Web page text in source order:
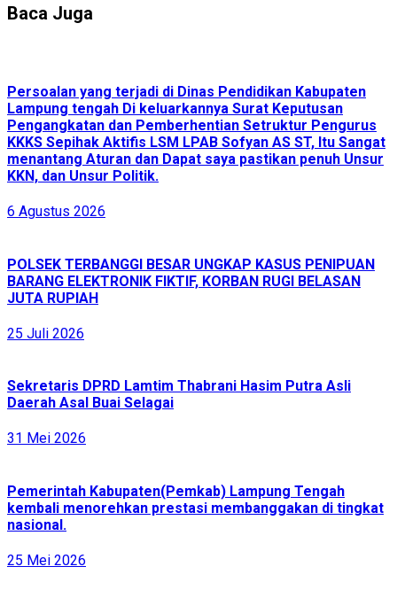
Baca Juga
Persoalan yang terjadi di Dinas Pendidikan Kabupaten
Lampung tengah Di keluarkannya Surat Keputusan
Pengangkatan dan Pemberhentian Setruktur Pengurus
KKKS Sepihak Aktifis LSM LPAB Sofyan AS ST, Itu Sangat
menantang Aturan dan Dapat saya pastikan penuh Unsur
KKN, dan Unsur Politik.
6 Agustus 2026
POLSEK TERBANGGI BESAR UNGKAP KASUS PENIPUAN
BARANG ELEKTRONIK FIKTIF, KORBAN RUGI BELASAN
JUTA RUPIAH
25 Juli 2026
Sekretaris DPRD Lamtim Thabrani Hasim Putra Asli
Daerah Asal Buai Selagai
31 Mei 2026
Pemerintah Kabupaten(Pemkab) Lampung Tengah
kembali menorehkan prestasi membanggakan di tingkat
nasional.
25 Mei 2026